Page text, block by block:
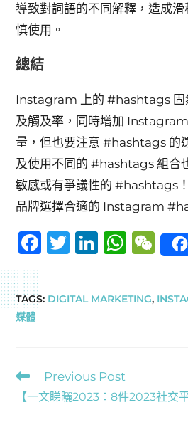
導致對詞語的不同解釋，造成
慎使用。
總結
Instagram 上的 #hashtags 固
及觸及率，同時增加
量，但也要注意 #hashtags 的
及使用不同的 #hashtags 組合
敏感或有爭議性的 #hashtags
品牌選擇合適的 Instagram
F
c
e
o
k
T
it
te
Li
k
e
W
at
s
W
e
C
h
TAGS: DIGITAL MARKETING,
媒體
Previous Post
【一文睇曬2023：8件2023社交